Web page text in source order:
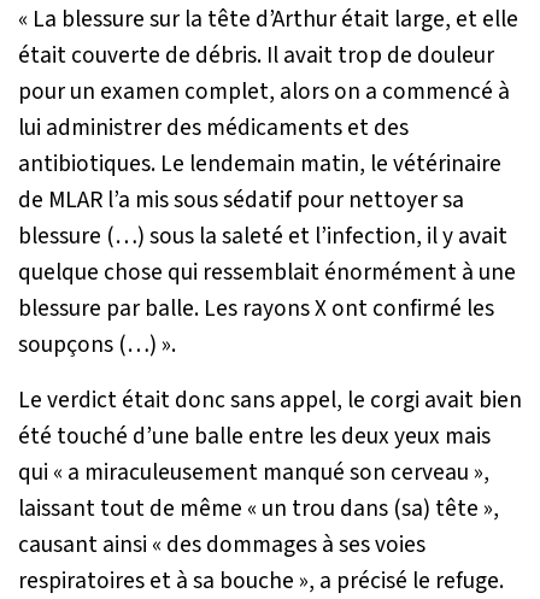
« La blessure sur la tête d’Arthur était large, et elle
était couverte de débris. Il avait trop de douleur
pour un examen complet, alors on a commencé à
lui administrer des médicaments et des
antibiotiques. Le lendemain matin, le vétérinaire
de MLAR l’a mis sous sédatif pour nettoyer sa
blessure (…) sous la saleté et l’infection, il y avait
quelque chose qui ressemblait énormément à une
blessure par balle. Les rayons X ont confirmé les
soupçons (…) ».
Le verdict était donc sans appel, le corgi avait bien
été touché d’une balle entre les deux yeux mais
qui « a miraculeusement manqué son cerveau »,
laissant tout de même « un trou dans (sa) tête »,
causant ainsi « des dommages à ses voies
respiratoires et à sa bouche », a précisé le refuge.